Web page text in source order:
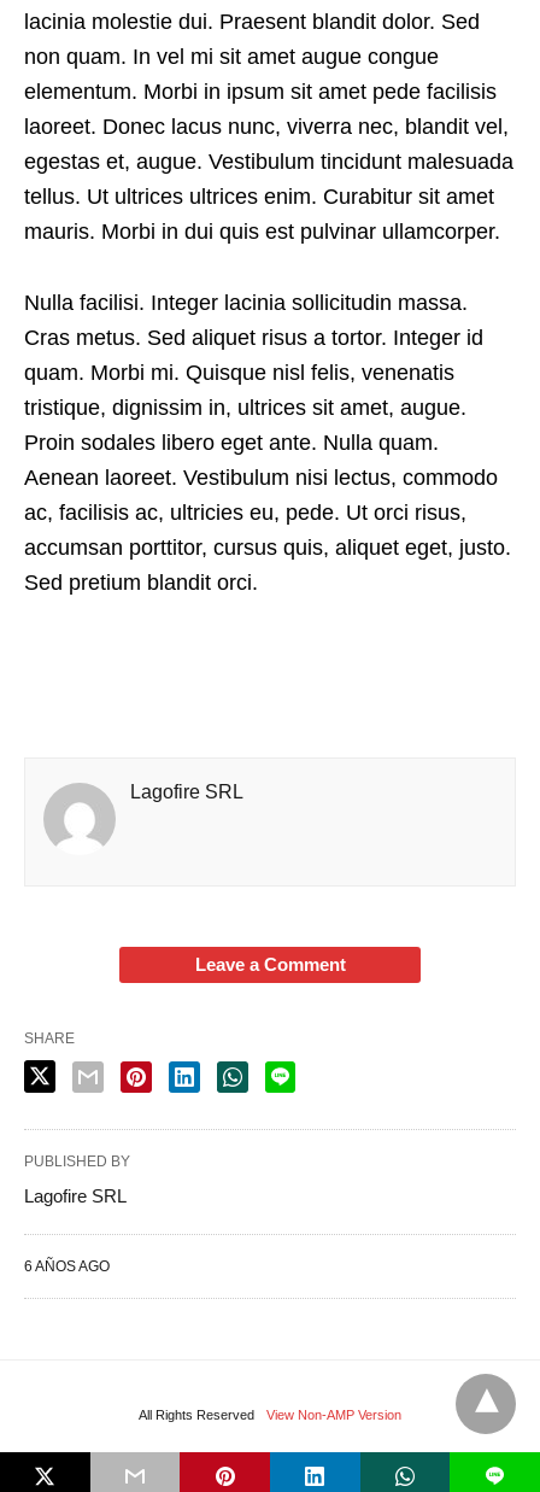
lacinia molestie dui. Praesent blandit dolor. Sed
non quam. In vel mi sit amet augue congue
elementum. Morbi in ipsum sit amet pede facilisis
laoreet. Donec lacus nunc, viverra nec, blandit vel,
egestas et, augue. Vestibulum tincidunt malesuada
tellus. Ut ultrices ultrices enim. Curabitur sit amet
mauris. Morbi in dui quis est pulvinar ullamcorper.
Nulla facilisi. Integer lacinia sollicitudin massa.
Cras metus. Sed aliquet risus a tortor. Integer id
quam. Morbi mi. Quisque nisl felis, venenatis
tristique, dignissim in, ultrices sit amet, augue.
Proin sodales libero eget ante. Nulla quam.
Aenean laoreet. Vestibulum nisi lectus, commodo
ac, facilisis ac, ultricies eu, pede. Ut orci risus,
accumsan porttitor, cursus quis, aliquet eget, justo.
Sed pretium blandit orci.
Lagofire SRL
Leave a Comment
SHARE
PUBLISHED BY
Lagofire SRL
6 AÑOS AGO
All Rights Reserved View Non-AMP Version
L